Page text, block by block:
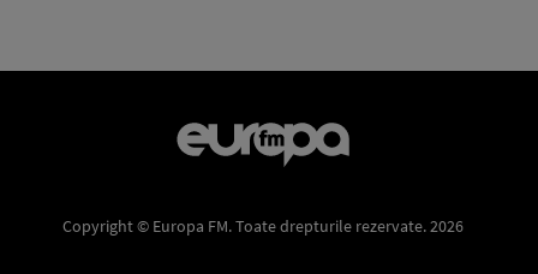
Copyright © Europa FM. Toate drepturile rezervate. 2026